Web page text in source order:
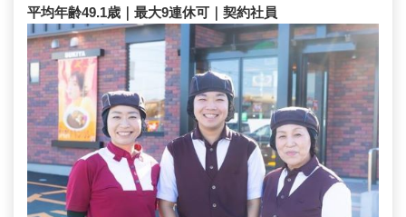
平均年齢49.1歳｜最大9連休可｜契約社員